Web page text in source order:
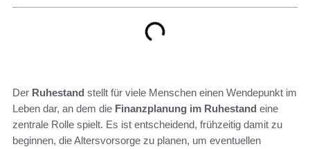
Der Ruhestand stellt für viele Menschen einen Wendepunkt im
Leben dar, an dem die Finanzplanung im Ruhestand eine
zentrale Rolle spielt. Es ist entscheidend, frühzeitig damit zu
beginnen, die Altersvorsorge zu planen, um eventuellen